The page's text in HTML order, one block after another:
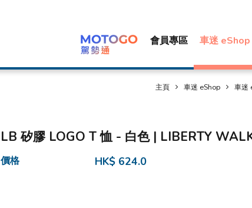
會員專區 車迷 eShop
主頁 車迷 eShop 車迷
LB 矽膠 LOGO T 恤 - 白色 | LIBERTY
價格 HK$ 624.0